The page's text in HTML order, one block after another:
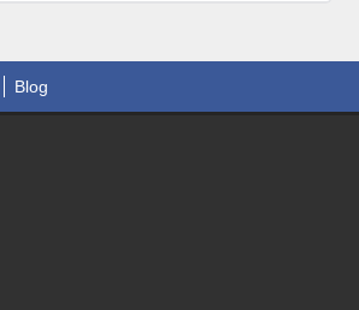
Blog